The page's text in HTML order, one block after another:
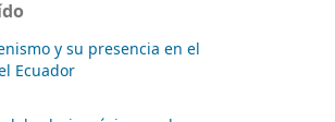
y su presencia en el
Ecuador